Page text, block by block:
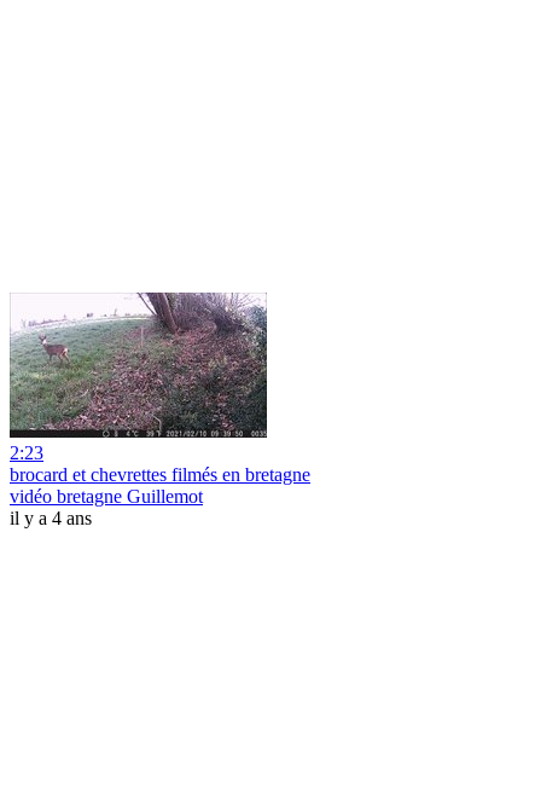
2:23
brocard et chevrettes filmés en bretagne
vidéo bretagne Guillemot
il y a 4 ans